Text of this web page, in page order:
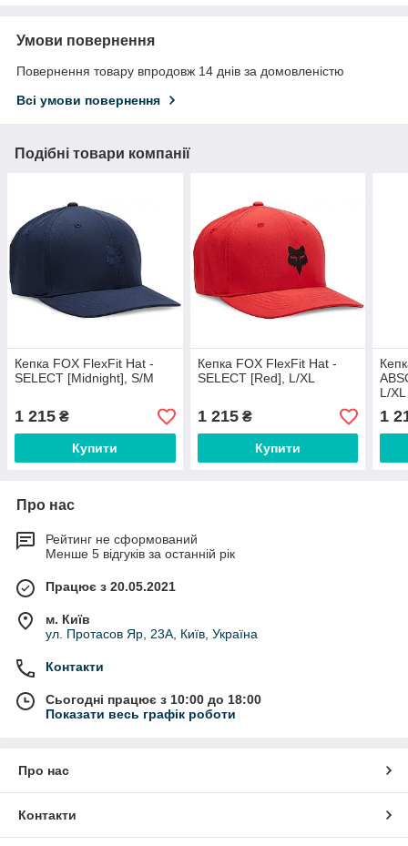
Умови повернення
Повернення товару впродовж 14 днів за домовленістю
Всі умови повернення
Подібні товари компанії
Кепка FOX FlexFit Hat -
SELECT [Midnight], S/M
1 215 ₴
Купити
Кепка FOX FlexFit Hat -
SELECT [Red], L/XL
1 215₴
Купити
L/XL
1
Про нас
Рейтинг не сформований
Менше 5 відгуків за останній рік
Працює з 20.05.2021
м. Київ
ул. Протасов Яр, 23А, Київ, Україна
Контакти
Сьогодні працює з 10:00 до 18:00
Показати весь графік роботи
Про нас
Контакти